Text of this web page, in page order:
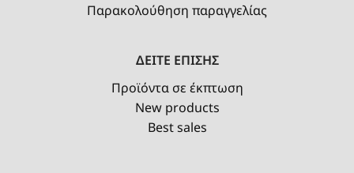
Παρακολούθηση παραγγελίας
ΔΕΙΤΕ ΕΠΙΣΗΣ
Προϊόντα σε έκπτωση
New products
Best sales